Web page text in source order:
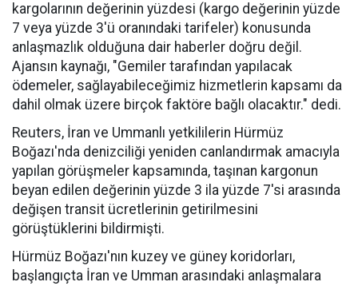
kargolarının değerinin yüzdesi (kargo değerinin yüzde
7 veya yüzde 3'ü oranındaki tarifeler) konusunda
anlaşmazlık olduğuna dair haberler doğru değil.
Ajansın kaynağı, "Gemiler tarafından yapılacak
ödemeler, sağlayabileceğimiz hizmetlerin kapsamı da
dahil olmak üzere birçok faktöre bağlı olacaktır." dedi.
Reuters, İran ve Ummanlı yetkililerin Hürmüz
Boğazı'nda denizciliği yeniden canlandırmak amacıyla
yapılan görüşmeler kapsamında, taşınan kargonun
beyan edilen değerinin yüzde 3 ila yüzde 7'si arasında
değişen transit ücretlerinin getirilmesini
görüştüklerini bildirmişti.
Hürmüz Boğazı'nın kuzey ve güney koridorları,
başlangıçta İran ve Umman arasındaki anlaşmalara